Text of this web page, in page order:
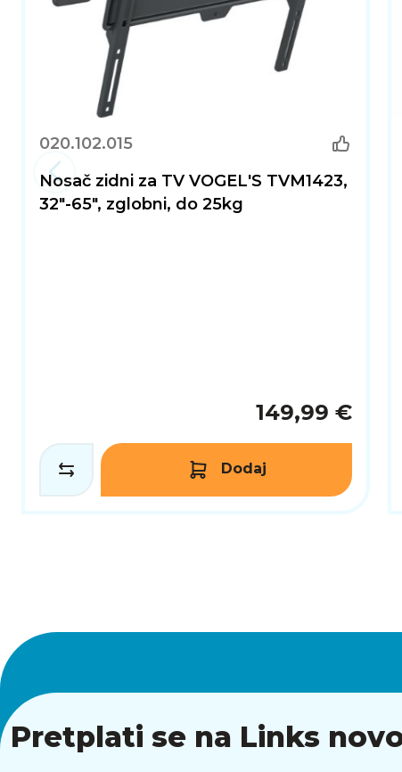
020.102.015
Nosač zidni za TV VOGEL'S TVM1423,
32"-65", zglobni, do 25kg
149,99 €
Dodaj
Pretplati se na Links